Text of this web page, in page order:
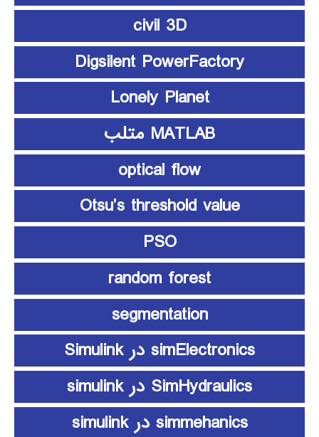
civil 3D
Digsilent PowerFactory
Lonely Planet
MATLAB متلب
optical flow
Otsu’s threshold value
PSO
random forest
segmentation
simElectronics در Simulink
SimHydraulics در simulink
simmehanics در simulink